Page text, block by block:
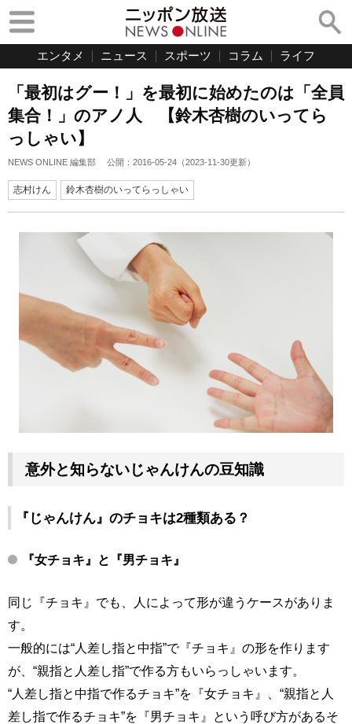
エンタメ ニュース スポーツ コラム ライフ
「最初はグー！」を最初に始めたのは「全員
集合！」のアノ人 【鈴木杏樹のいってら
っしゃい】
NEWS ONLINE 編集部 公開： 2016-05-24 （2023-11-30更新）
志村けん 鈴木杏樹のいってらっしゃい
意外と知らないじゃんけんの豆知識
『じゃんけん』のチョキは2種類ある？
『女チョキ』と『男チョキ』
同じ『チョキ』でも、人によって形が違うケースがありま
す。
一般的には“人差し指と中指”で『チョキ』の形を作ります
が、“親指と人差し指”で作る方もいらっしゃいます。
“人差し指と中指で作るチョキ”を『女チョキ』、“親指と人
差し指で作るチョキ”を『男チョキ』という呼び方があるそ